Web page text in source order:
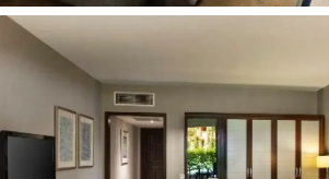
Vaikams:
Mini zoologijos sodas
Baseinas vaikams
Vaikų klubas (4-12 metų)
Švediškas stalas vaikams
Žaidimų aikštelė
Paplūdimys: